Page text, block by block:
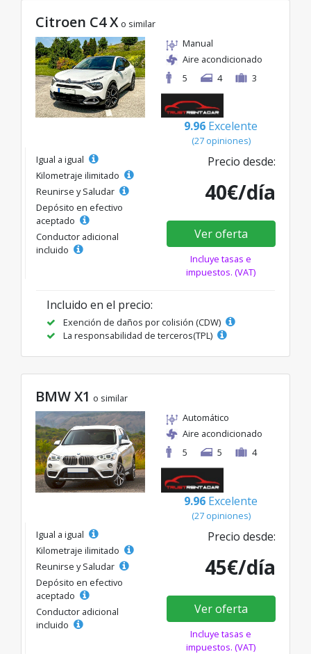
Citroen C4 X o similar
Manual
Aire acondicionado
5
4 3
9.96 Excelente
(27 opiniones)
Igual a igual
Kilometraje ilimitado
Reunirse y Saludar
Depósito en efectivo
aceptado
Conductor adicional
incluido
Precio desde:
40€/día
Ver oferta
Incluye tasas e
impuestos. (VAT)
Incluido en el precio:
Exención de daños por colisión (CDW)
La responsabilidad de terceros(TPL)
BMW X1 o similar
Automático
Aire acondicionado
5
5 4
9.96 Excelente
(27 opiniones)
Igual a igual
Kilometraje ilimitado
Reunirse y Saludar
Depósito en efectivo
aceptado
Conductor adicional
incluido
Precio desde:
45€/día
Ver oferta
Incluye tasas e
impuestos. (VAT)